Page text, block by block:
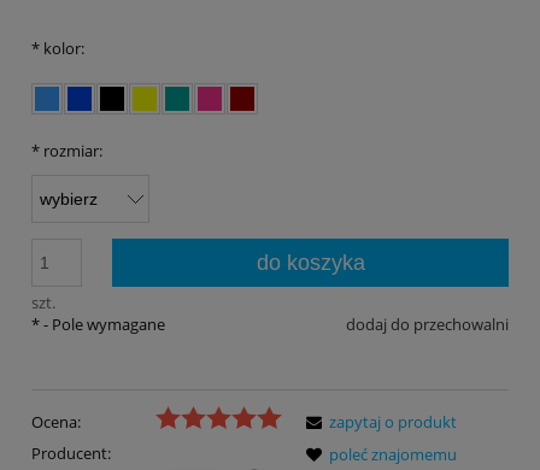
* kolor:
* rozmiar:
szt.
do koszyka
dodaj do przechowalni
*- Pole wymagane
Ocena:
Producent:
zapytaj o produkt
poleć znajomemu